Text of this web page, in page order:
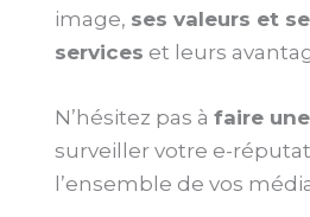
image, ses valeurs et
services et leurs
N’hésitez pas à faire
surveiller votre e-
l’ensemble de vos